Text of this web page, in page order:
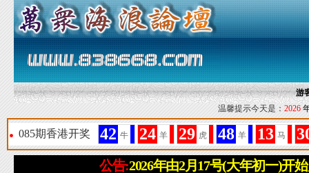
游
温馨提示今天是： 2026